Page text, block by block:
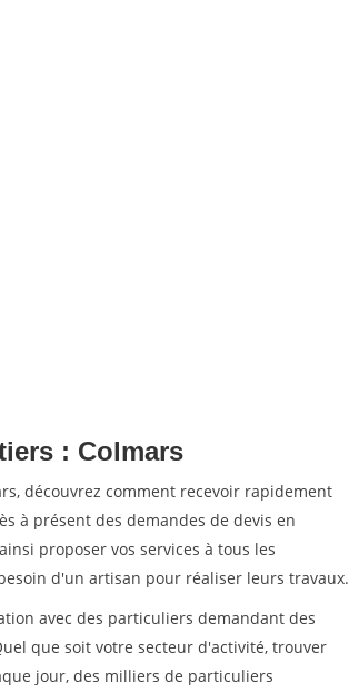
: Colmars
découvrez comment recevoir rapidement
à présent des demandes de devis en
proposer vos services à tous les
d'un artisan pour réaliser leurs travaux.
avec des particuliers demandant des
que soit votre secteur d'activité, trouver
jour, des milliers de particuliers